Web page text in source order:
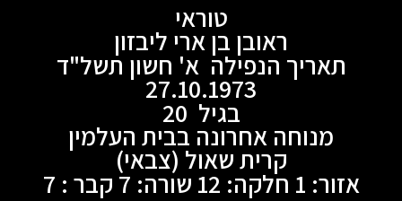
טוראי
ראובן בן ארי ליבזון
תאריך הנפילה א' חשון תשל"ד
27.10.1973
בגיל 20
מנוחה אחרונה בבית העלמין
קרית שאול (צבאי)
אזור: 1 חלקה: 12 שורה: 7 קבר : 7